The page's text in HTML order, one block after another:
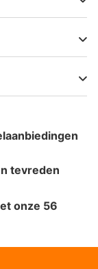
tevreden
onze 56